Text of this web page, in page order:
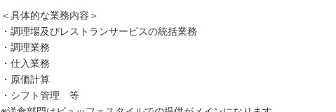
＜具体的な業務内容＞
・調理場及びレストランサービスの統括業務
・調理業務
・仕入業務
・原価計算
・シフト管理 等